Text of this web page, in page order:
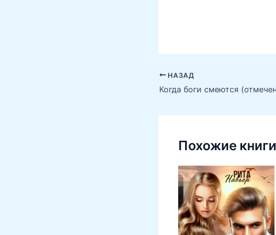
НАЗАД
Похожие книги